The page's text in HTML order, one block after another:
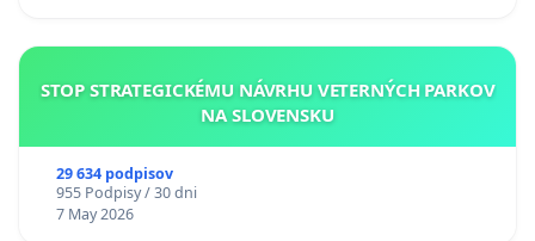
STOP STRATEGICKÉMU NÁVRHU VETERNÝCH PARKOV
NA SLOVENSKU
29 634 podpisov
955 Podpisy / 30 dni
7 May 2026